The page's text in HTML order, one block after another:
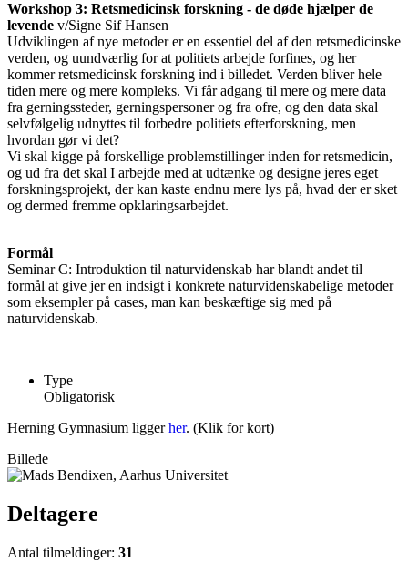
Workshop 3: Retsmedicinsk forskning - de døde hjælper de
levende v/Signe Sif Hansen
Udviklingen af nye metoder er en essentiel del af den retsmedicinske
verden, og uundværlig for at politiets arbejde forfines, og her
kommer retsmedicinsk forskning ind i billedet. Verden bliver hele
tiden mere og mere kompleks. Vi får adgang til mere og mere data
fra gerningssteder, gerningspersoner og fra ofre, og den data skal
selvfølgelig udnyttes til forbedre politiets efterforskning, men
hvordan gør vi det?
Vi skal kigge på forskellige problemstillinger inden for retsmedicin,
og ud fra det skal I arbejde med at udtænke og designe jeres eget
forskningsprojekt, der kan kaste endnu mere lys på, hvad der er sket
og dermed fremme opklaringsarbejdet.
Formål
Seminar C: Introduktion til naturvidenskab har blandt andet til
formål at give jer en indsigt i konkrete naturvidenskabelige metoder
som eksempler på cases, man kan beskæftige sig med på
naturvidenskab.
Type
Obligatorisk
Herning Gymnasium liggerher. (Klik for kort)
Billede
Deltagere
Antal tilmeldinger: 31